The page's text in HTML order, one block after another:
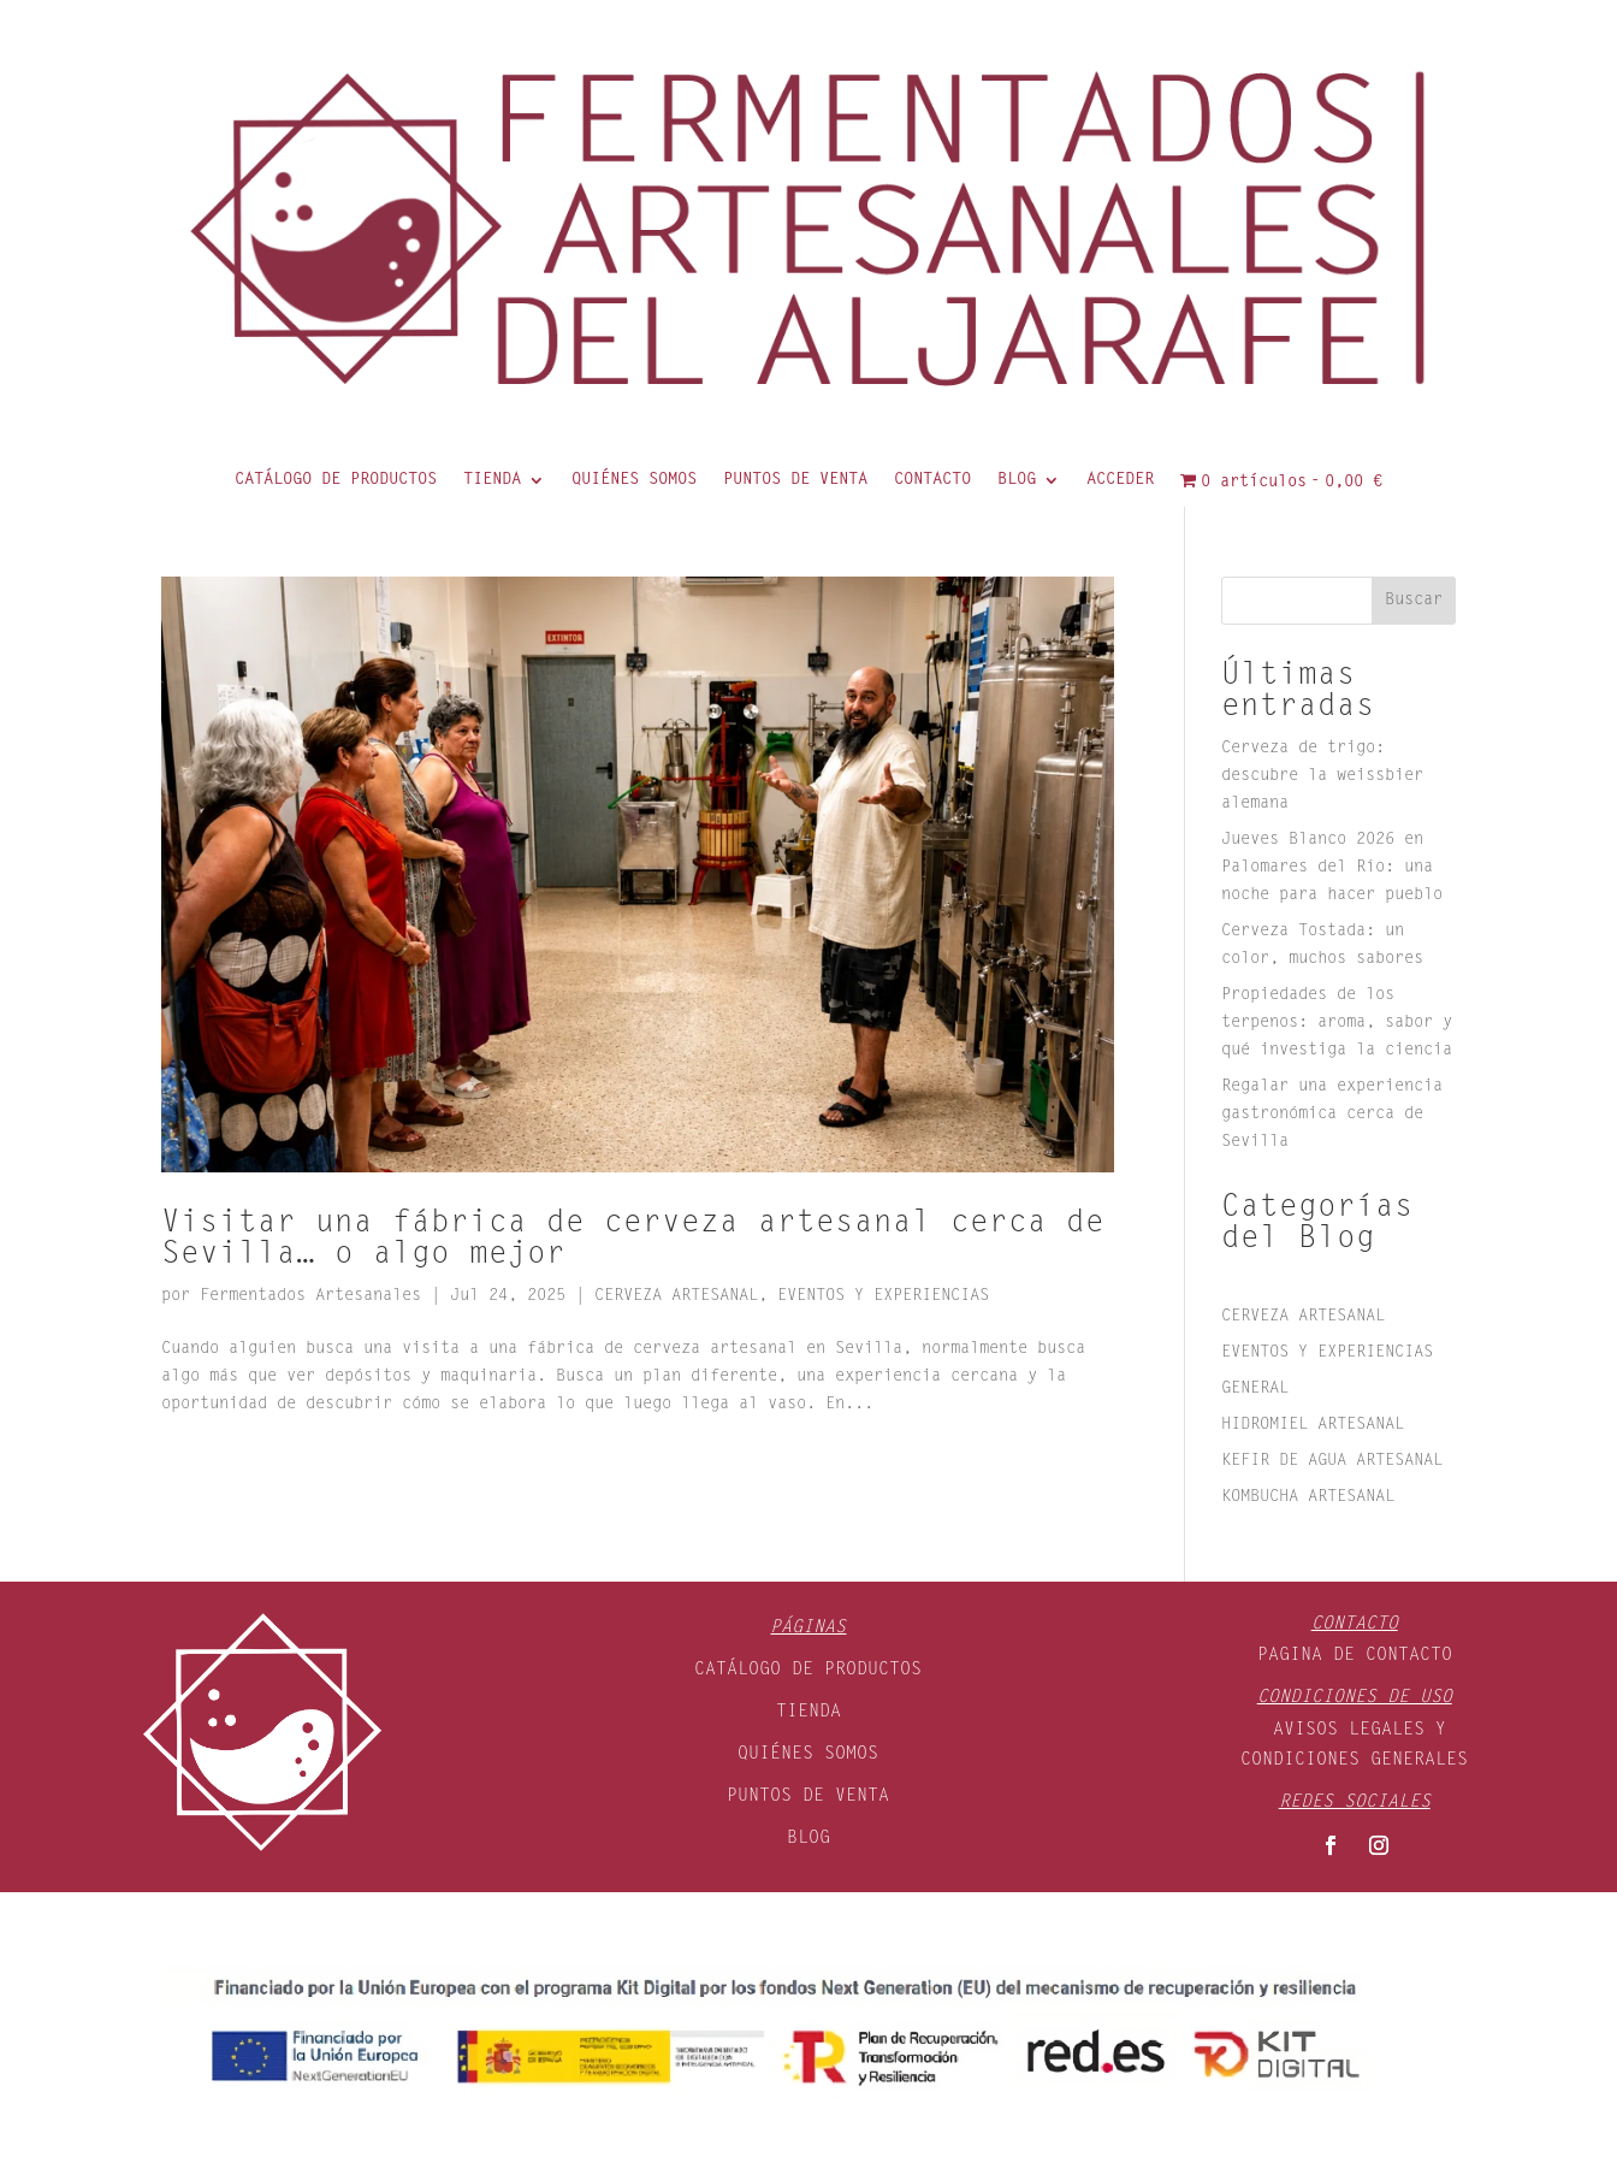
CATÁLOGO DE PRODUCTOS TIENDA QUIÉNES SOMOS PUNTOS DE VENTA CONTACTO BLOG ACCEDER 0 artículos 0,00 €
Visitar una fábrica de cerveza artesanal cerca de
Sevilla… o algo mejor
por Fermentados Artesanales Jul 24, 2025 CERVEZA ARTESANAL , EVENTOS Y EXPERIENCIAS
Cuando alguien busca una visita a una fábrica de cerveza artesanal en Sevilla, normalmente busca
algo más que ver depósitos y maquinaria. Busca un plan diferente, una experiencia cercana y la
oportunidad de descubrir cómo se elabora lo que luego llega al vaso. En...
Buscar
Últimas
entradas
Cerveza de trigo:
descubre la weissbier
alemana
Jueves Blanco 2026 en
Palomares del Río: una
noche para hacer pueblo
Cerveza Tostada: un
color, muchos sabores
Propiedades de los
terpenos: aroma, sabor y
qué investiga la ciencia
Regalar una experiencia
gastronómica cerca de
Sevilla
Categorías
del Blog
CERVEZA ARTESANAL
EVENTOS Y EXPERIENCIAS
GENERAL
HIDROMIEL ARTESANAL
KEFIR DE AGUA ARTESANAL
KOMBUCHA ARTESANAL
PÁGINAS
CATÁLOGO DE PRODUCTOS
TIENDA
QUIÉNES SOMOS
PUNTOS DE VENTA
BLOG
CONTACTO
PAGINA DE CONTACTO
CONDICIONES DE USO
AVISOS LEGALES Y
CONDICIONES GENERALES
REDES SOCIALES